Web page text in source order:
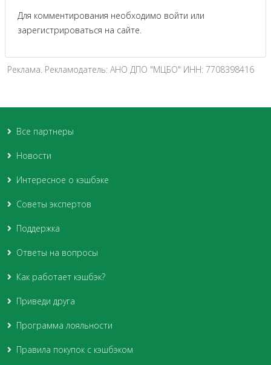
Для комментирования необходимо войти или
зарегистрироваться на сайте.
Реклама. Рекламодатель: АНО ДПО "МЦБО" ИНН: 7708398416
Все партнеры
Новости
Интересное о кэшбэке
Советы экспертов
Поддержка
Ответы на вопросы
Как работает кэшбэк?
Приведи друга
Программа лояльности
Правила покупок с кэшбэком